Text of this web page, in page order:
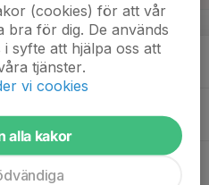
v.4
(cookies) för att vår
bra för dig. De används
syfte att hjälpa oss att
tjänster.
vi cookies
alla kakor